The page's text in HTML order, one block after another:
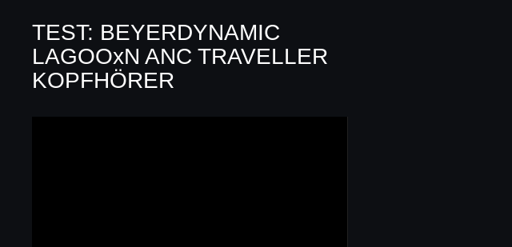
TEST: BEYERDYNAMIC
LAGOOxN ANC TRAVELLER
KOPFHÖRER